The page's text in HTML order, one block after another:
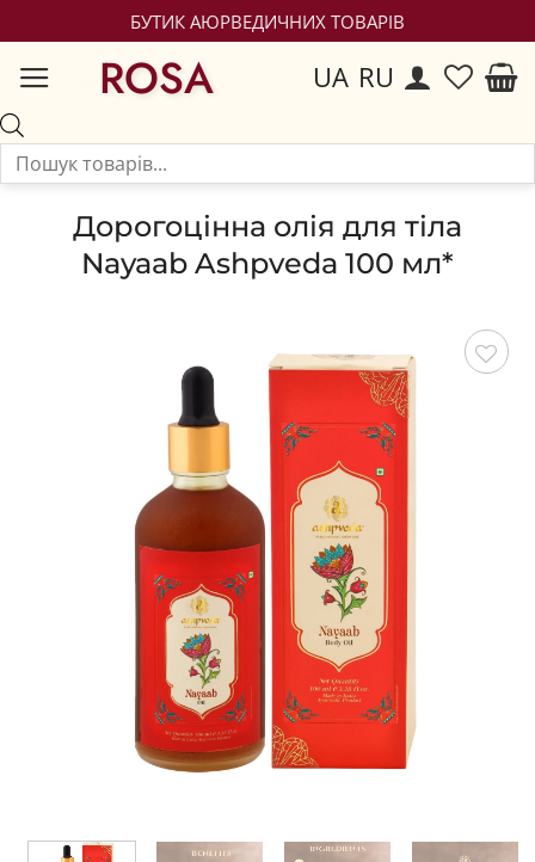
БУТИК АЮРВЕДИЧНИХ ТОВАРІВ
ROSA UA RU
Дорогоцінна олія для тіла
Nayaab Ashpveda 100 мл*